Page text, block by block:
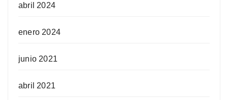
abril 2024
enero 2024
junio 2021
abril 2021